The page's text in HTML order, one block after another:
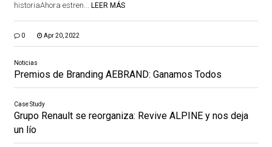
historiaAhora estren... LEER MÁS
0 Apr 20, 2022
Noticias
Premios de Branding AEBRAND: Ganamos Todos
Case Study
Grupo Renault se reorganiza: Revive ALPINE y nos deja
un lío